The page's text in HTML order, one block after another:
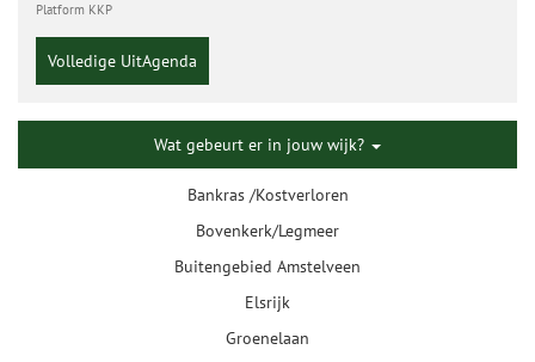
Platform KKP
Volledige UitAgenda
Wat gebeurt er in jouw wijk?
Bankras /Kostverloren
Bovenkerk/Legmeer
Buitengebied Amstelveen
Elsrijk
Groenelaan